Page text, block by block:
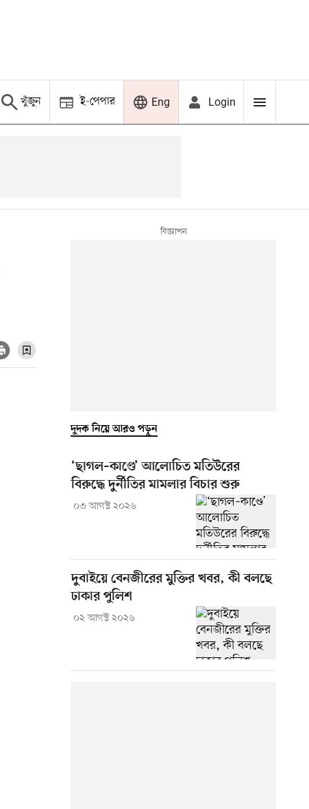
খুঁজুন ই-পেপার Eng Login
দুদক নিয়ে আরও পড়ুন
‘ছাগল–কাণ্ডে’ আলোচিত মতিউরের
বিরুদ্ধে দুর্নীতির মামলার বিচার শুরু
০৩ আগস্ট ২০২৬
দুবাইয়ে বেনজীরের মুক্তির খবর, কী বলছে
ঢাকার পুলিশ
০২ আগস্ট ২০২৬